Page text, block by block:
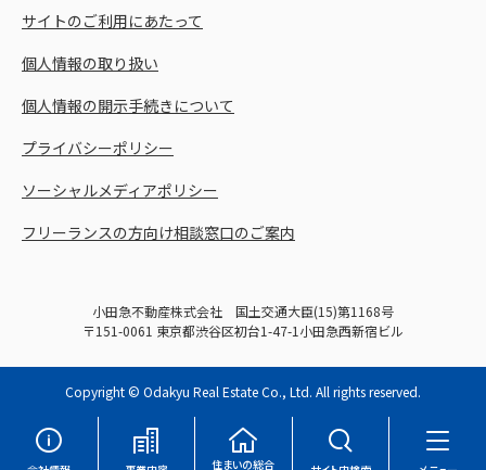
住まいの総合
サイトのご利用にあたって
個人情報の取り扱い
個人情報の開示手続きについて
プライバシーポリシー
ソーシャルメディアポリシー
フリーランスの方向け相談窓口のご案内
小田急不動産株式会社 国土交通大臣(15)第1168号
〒151-0061 東京都渋谷区初台1-47-1小田急西新宿ビル
Copyright © Odakyu Real Estate Co., Ltd. All rights reserved.